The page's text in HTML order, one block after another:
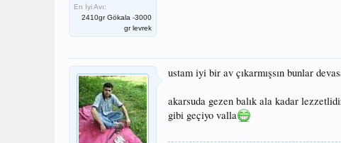
En İyi Avı:
2410gr Gökala -3000
gr levrek
ustam iyi bir av çıkarmışsın bunlar
akarsuda gezen balık ala kadar
gibi geçiyo valla